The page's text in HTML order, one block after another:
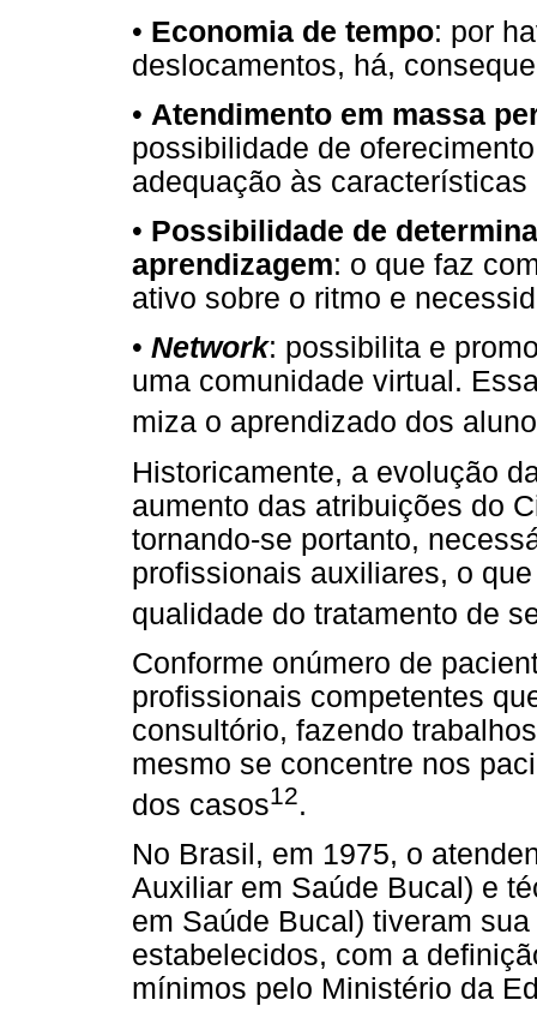
• Economia de tempo: por
deslocamentos, há,
• Atendimento em massa
possibilidade de
adequação às características
• Possibilidade de
aprendizagem: o que faz
ativo sobre o ritmo e
• Network: possibilita e
uma comunidade virtual.
miza o aprendizado dos
Historicamente, a evolução
aumento das atribuições do
tornando-se portanto,
profissionais auxiliares, o
qualidade do tratamento de
Conforme onúmero de
profissionais competentes
consultório, fazendo
mesmo se concentre nos
dos casos12.
No Brasil, em 1975, o
Auxiliar em Saúde Bucal) e
em Saúde Bucal) tiveram
estabelecidos, com a
mínimos pelo Ministério da